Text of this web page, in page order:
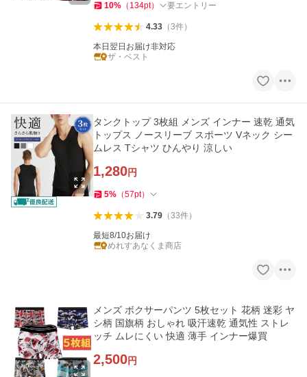
10% （ 134pt） 要エントリー
4.33（3件）
本日翌日お届け非対応
ザ・ベスト
タンクトップ 3枚組 メンズ インナー 速乾 通気
トップス ノースリーブ スポーツ Vネック シー
ムレス Tシャツ ひんやり 涼しい
1,280円
5% （57pt）
3.79（33件）
最短8/10お届け
めれすあなくま商店
メンズ ボクサーパンツ 5枚セット 花柄 迷彩 ヤ
シ柄 国旗柄 おしゃれ 吸汗速乾 通気性 ストレ
ッチ ムレにくい 快適 薄手 インナー爆買
2,500円